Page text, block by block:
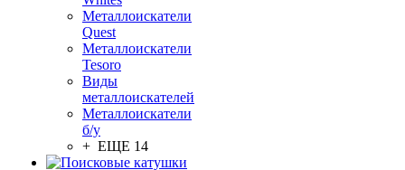
Металлоискатели
Quest
Металлоискатели
Tesoro
Виды
металлоискателей
Металлоискатели
б/у
+ ЕЩЕ 14